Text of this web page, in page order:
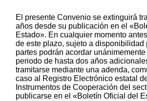
El presente Convenio se extinguirá
años desde su publicación en el
Estado». En cualquier momento
de este plazo, sujeto a disponibilidad
partes podrán acordar
periodo de hasta dos años
tramitarse mediante una adenda,
caso al Registro Electrónico estatal
Instrumentos de Cooperación del
publicarse en el «Boletín Oficial del